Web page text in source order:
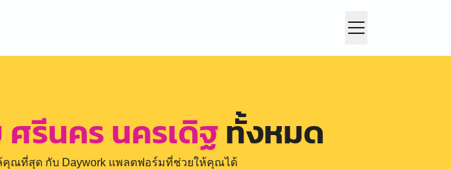
ศรีนคร นครเดิฐทั้งหมด
ณที่สุด กับ Daywork แพลตฟอร์มที่ช่วยให้คุณได้